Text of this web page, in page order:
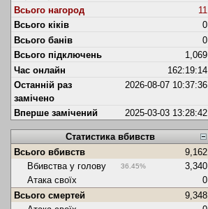
Всього нагород
11
Всього кіків
0
Всього банів
0
Всього підключень
1,069
Час онлайн
162:19:14
Останній раз
замічено
2026-08-07 10:37:36
Вперше замічений 2025-03-03 13:28:42
Статистика вбивств
Всього вбивств
9,162
Вбивства у голову
36.45%
3,340
Атака своїх
0
Всього смертей
9,348